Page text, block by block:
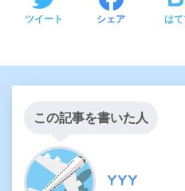
ツイート シェア は
この記事を書いた人
YYY